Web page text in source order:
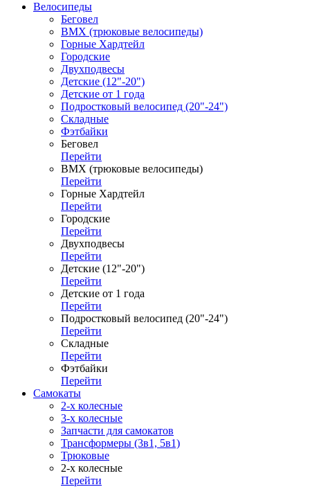
Велосипеды
Беговел
ВМХ (трюковые велосипеды)
Горные Хардтейл
Городские
Двухподвесы
Детские (12"-20")
Детские от 1 года
Подростковый велосипед (20"-24")
Складные
Фэтбайки
Беговел
Перейти
ВМХ (трюковые велосипеды)
Перейти
Горные Хардтейл
Перейти
Городские
Перейти
Двухподвесы
Перейти
Детские (12"-20")
Перейти
Детские от 1 года
Перейти
Подростковый велосипед (20"-24")
Перейти
Складные
Перейти
Фэтбайки
Перейти
Самокаты
2-х колесные
3-х колесные
Запчасти для самокатов
Трансформеры (3в1, 5в1)
Трюковые
2-х колесные
Перейти